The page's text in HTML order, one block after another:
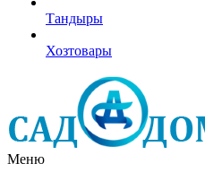
Тандыры
Хозтовары
Меню